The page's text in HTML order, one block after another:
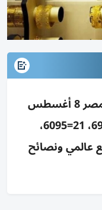
ارتفاع طفيف بأسعار الذهب بمصر 8 أغسطس
2026 بمتوسط 15ج: 24=6966، 21=6095،
تراجع عالمي ونصائح